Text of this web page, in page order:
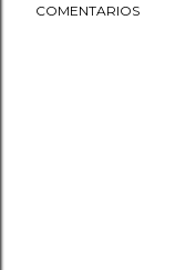
COMENTARIOS